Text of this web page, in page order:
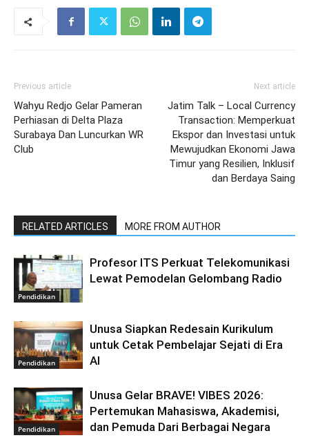
Previous article
Wahyu Redjo Gelar Pameran
Perhiasan di Delta Plaza
Surabaya Dan Luncurkan WR
Club
Next article
Jatim Talk – Local Currency
Transaction: Memperkuat
Ekspor dan Investasi untuk
Mewujudkan Ekonomi Jawa
Timur yang Resilien, Inklusif
dan Berdaya Saing
RELATED ARTICLES MORE FROM AUTHOR
Pendidikan
Profesor ITS Perkuat Telekomunikasi
Lewat Pemodelan Gelombang Radio
Pendidikan
Unusa Siapkan Redesain Kurikulum
untuk Cetak Pembelajar Sejati di Era
AI
Pendidikan
Unusa Gelar BRAVE! VIBES 2026:
Pertemukan Mahasiswa, Akademisi,
dan Pemuda Dari Berbagai Negara